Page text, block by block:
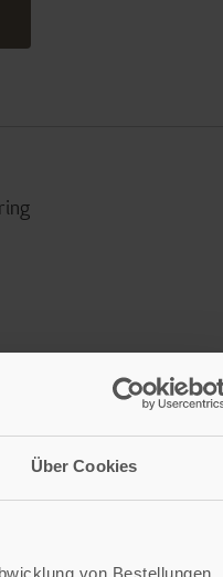
Über Cookies
von Bestellungen